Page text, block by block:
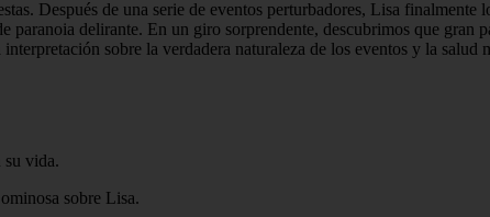
Después de una serie de eventos perturbadores, Lisa
delirante. En un giro sorprendente, descubrimos que gran
sobre la verdadera naturaleza de los eventos y la salud
su vida.
sobre Lisa.